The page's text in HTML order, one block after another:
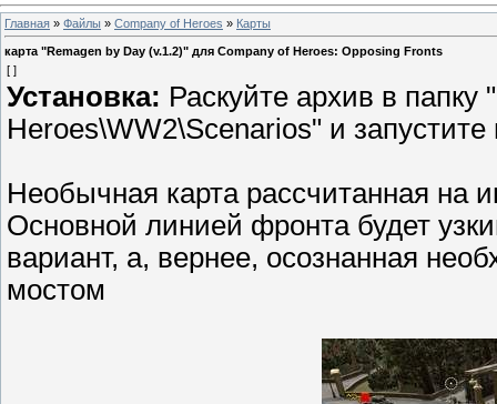
Главная » Файлы » Company of Heroes » Карты
карта "Remagen by Day (v.1.2)" для Company of Heroes: Opposing Fronts
[ ]
Установка: Раскуйте архив в
Heroes\WW2\Scenarios" и
Необычная карта рассчитанная на
Основной линией фронта будет
вариант, а, вернее, осознанная
мостом